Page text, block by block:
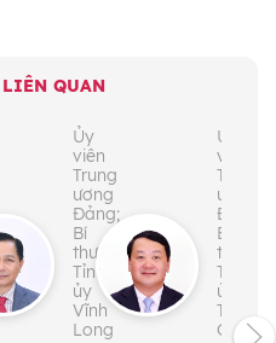
QUAN
Ủy
viên
Trung
ương
Đảng;
Bí
thư
Tỉnh
ủy
Vĩnh
Long
Ủy
viên
Trung
ương
Đảng;
Bí
thư
Tỉnh
ủy
Tuyên
Quang